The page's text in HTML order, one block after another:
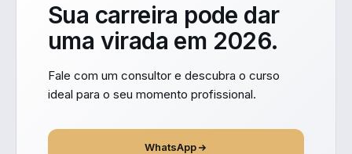
Sua carreira pode dar
uma virada em 2026.
Fale com um consultor e descubra o curso
ideal para o seu momento profissional.
WhatsApp